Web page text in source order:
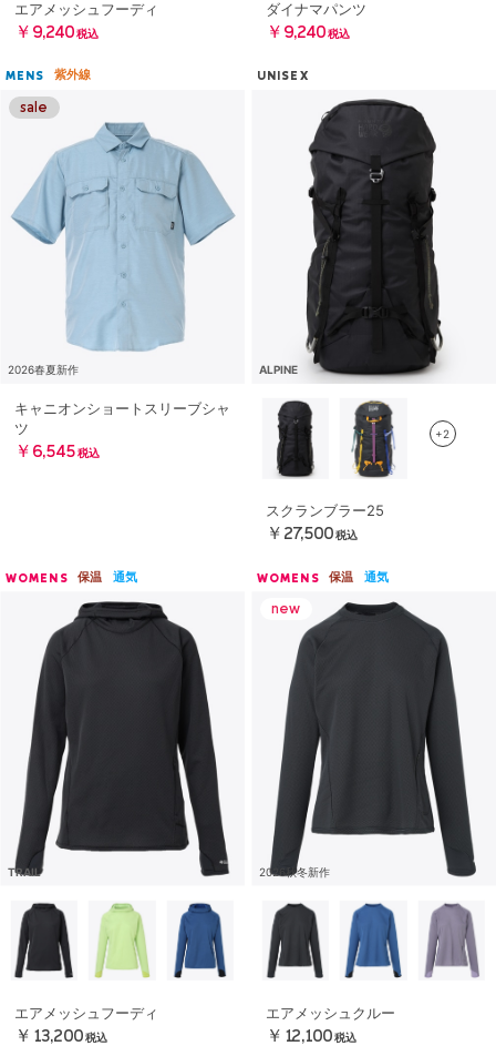
エアメッシュフーディ
￥9,240 税込
ダイナマパンツ
￥9,240 税込
MENS 紫外線
2026春夏新作
キャニオンショートスリーブシャ
ツ
￥6,545 税込
UNISEX
ALPINE
+2
スクランブラー25
￥27,500 税込
WOMENS 保温 通気
TRAIL
エアメッシュフーディ
￥13,200 税込
WOMENS 保温 通気
2026秋冬新作
エアメッシュクルー
￥12,100 税込